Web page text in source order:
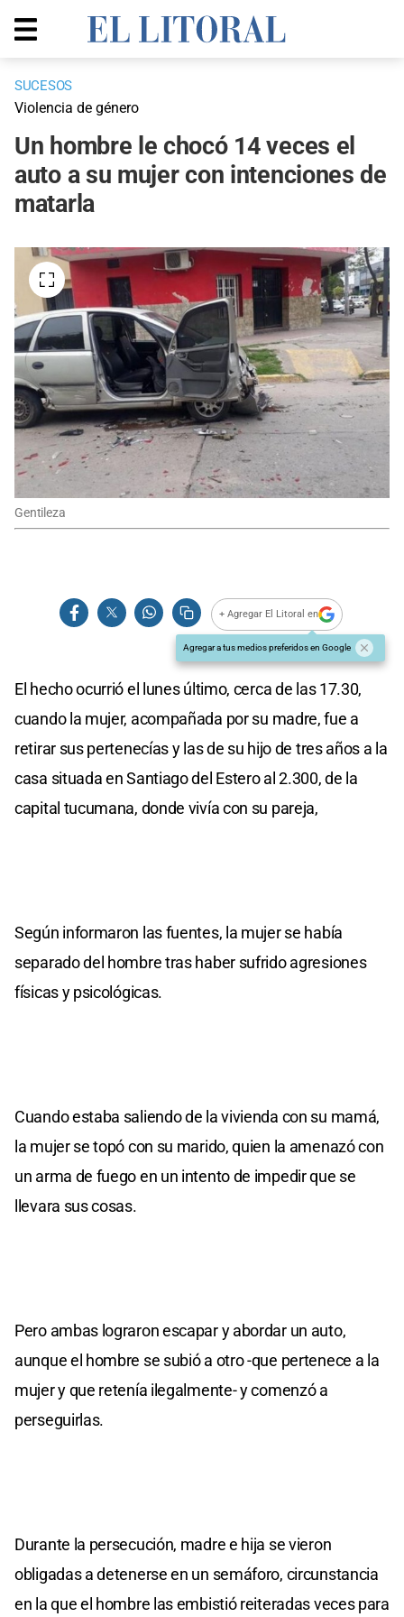
SUCESOS
Violencia de género
Un hombre le chocó 14 veces el
auto a su mujer con intenciones de
matarla
Gentileza
+ Agregar El Litoral en
Agregar a tus medios preferidos en Google
El hecho ocurrió el lunes último, cerca de las 17.30,
cuando la mujer, acompañada por su madre, fue a
retirar sus pertenecías y las de su hijo de tres años a la
casa situada en Santiago del Estero al 2.300, de la
capital tucumana, donde vivía con su pareja,
Según informaron las fuentes, la mujer se había
separado del hombre tras haber sufrido agresiones
físicas y psicológicas.
Cuando estaba saliendo de la vivienda con su mamá,
la mujer se topó con su marido, quien la amenazó con
un arma de fuego en un intento de impedir que se
llevara sus cosas.
Pero ambas lograron escapar y abordar un auto,
aunque el hombre se subió a otro -que pertenece a la
mujer y que retenía ilegalmente- y comenzó a
perseguirlas.
Durante la persecución, madre e hija se vieron
obligadas a detenerse en un semáforo, circunstancia
en la que el hombre las embistió reiteradas veces para